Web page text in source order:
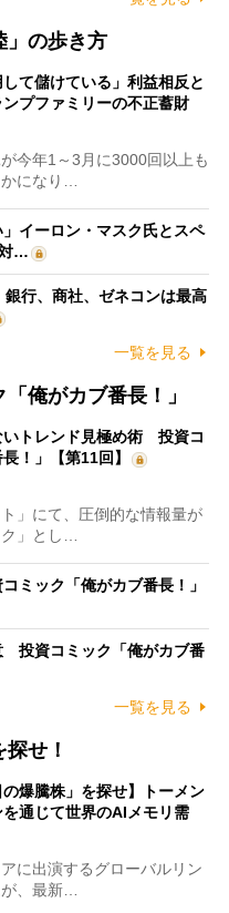
」の歩き方
して儲けている」利益相反と
プファミリーの不正蓄財
今年1～3月に3000回以上も
かになり…
イーロン・マスク氏とスペ
対…
銀行、商社、ゼネコンは最高
一覧を見る
俺がカブ番長！」
いトレンド見極め術 投資コ
！」【第11回】
」にて、圧倒的な情報量が
ク」とし…
ミック「俺がカブ番長！」
投資コミック「俺がカブ番
一覧を見る
せ！
の爆騰株」を探せ】トーメン
通じて世界のAIメモリ需
に出演するグローバルリン
が、最新…